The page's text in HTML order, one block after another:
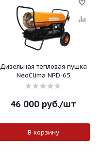
Дизельная тепловая пушка
NeoClima NPD-65
46 000 руб./шт
В корзину